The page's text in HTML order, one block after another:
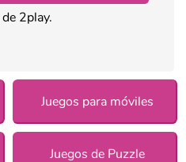
2play.
Juegos para móviles
Juegos de Puzzle